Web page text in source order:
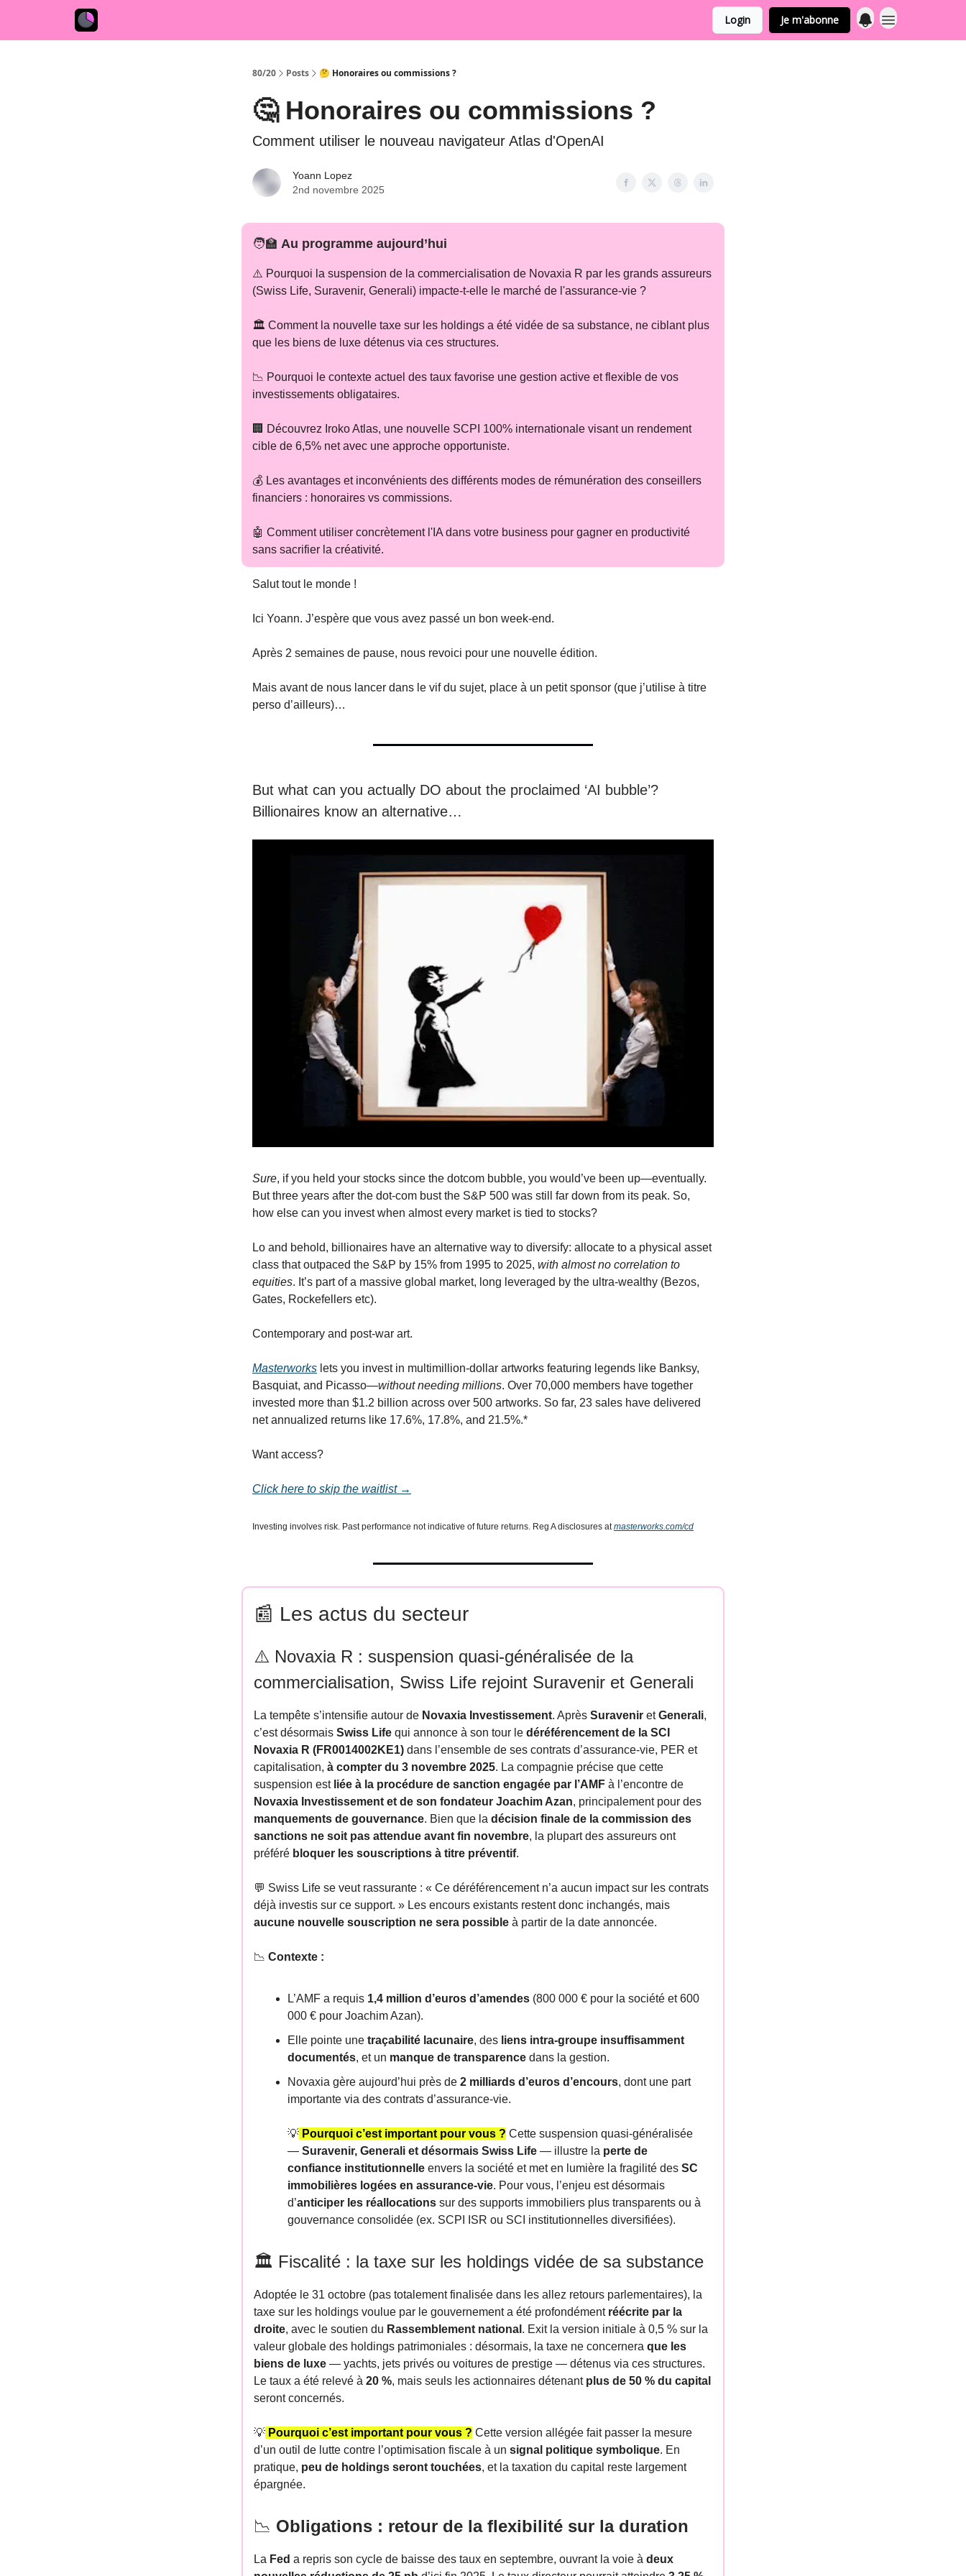
Login Je m'abonne
80/20 Posts 🤔 Honoraires ou commissions ?
🤔 Honoraires ou commissions ?
Comment utiliser le nouveau navigateur Atlas d'OpenAI
Yoann Lopez
2nd novembre 2025
🧑‍🏫 Au programme aujourd’hui
⚠️ Pourquoi la suspension de la commercialisation de Novaxia R par les grands assureurs
(Swiss Life, Suravenir, Generali) impacte-t-elle le marché de l'assurance-vie ?
🏛️ Comment la nouvelle taxe sur les holdings a été vidée de sa substance, ne ciblant plus
que les biens de luxe détenus via ces structures.
📉 Pourquoi le contexte actuel des taux favorise une gestion active et flexible de vos
investissements obligataires.
🏢 Découvrez Iroko Atlas, une nouvelle SCPI 100% internationale visant un rendement
cible de 6,5% net avec une approche opportuniste.
💰 Les avantages et inconvénients des différents modes de rémunération des conseillers
financiers : honoraires vs commissions.
🤖 Comment utiliser concrètement l'IA dans votre business pour gagner en productivité
sans sacrifier la créativité.
Salut tout le monde !
Ici Yoann. J’espère que vous avez passé un bon week-end.
Après 2 semaines de pause, nous revoici pour une nouvelle édition.
Mais avant de nous lancer dans le vif du sujet, place à un petit sponsor (que j’utilise à titre
perso d’ailleurs)…
But what can you actually DO about the proclaimed ‘AI bubble’?
Billionaires know an alternative…
Sure, if you held your stocks since the dotcom bubble, you would’ve been up—eventually.
But three years after the dot-com bust the S&P 500 was still far down from its peak. So,
how else can you invest when almost every market is tied to stocks?
Lo and behold, billionaires have an alternative way to diversify: allocate to a physical asset
class that outpaced the S&P by 15% from 1995 to 2025, with almost no correlation to
equities. It’s part of a massive global market, long leveraged by the ultra-wealthy (Bezos,
Gates, Rockefellers etc).
Contemporary and post-war art.
Masterworks lets you invest in multimillion-dollar artworks featuring legends like Banksy,
Basquiat, and Picasso—without needing millions. Over 70,000 members have together
invested more than $1.2 billion across over 500 artworks. So far, 23 sales have delivered
net annualized returns like 17.6%, 17.8%, and 21.5%.*
Want access?
Click here to skip the waitlist →
Investing involves risk. Past performance not indicative of future returns. Reg A disclosures atmasterworks.com/cd
📰 Les actus du secteur
⚠️ Novaxia R : suspension quasi-généralisée de la
commercialisation, Swiss Life rejoint Suravenir et Generali
La tempête s’intensifie autour de Novaxia Investissement. Après Suravenir etGenerali,
c’est désormais Swiss Life qui annonce à son tour le déréférencement de la SCI
Novaxia R (FR0014002KE1) dans l’ensemble de ses contrats d’assurance-vie, PER et
capitalisation, à compter du 3 novembre 2025. La compagnie précise que cette
suspension est liée à la procédure de sanction engagée par l’AMF à l’encontre de
Novaxia Investissement et de son fondateur Joachim Azan, principalement pour des
manquements de gouvernance. Bien que la décision finale de la commission des
sanctions ne soit pas attendue avant fin novembre, la plupart des assureurs ont
préféré bloquer les souscriptions à titre préventif.
💬 Swiss Life se veut rassurante : « Ce déréférencement n’a aucun impact sur les contrats
déjà investis sur ce support. » Les encours existants restent donc inchangés, mais
aucune nouvelle souscription ne sera possible à partir de la date annoncée.
📉 Contexte :
L’AMF a requis 1,4 million d’euros d’amendes (800 000 € pour la société et 600
000 € pour Joachim Azan).
Elle pointe une traçabilité lacunaire, des liens intra-groupe insuffisamment
documentés, et un manque de transparence dans la gestion.
Novaxia gère aujourd’hui près de 2 milliards d’euros d’encours, dont une part
importante via des contrats d’assurance-vie.
💡 Pourquoi c’est important pour vous ? Cette suspension quasi-généralisée
— Suravenir, Generali et désormais Swiss Life — illustre la perte de
confiance institutionnelle envers la société et met en lumière la fragilité des SC
immobilières logées en assurance-vie. Pour vous, l’enjeu est désormais
d’anticiper les réallocations sur des supports immobiliers plus transparents ou à
gouvernance consolidée (ex. SCPI ISR ou SCI institutionnelles diversifiées).
🏛️ Fiscalité : la taxe sur les holdings vidée de sa substance
Adoptée le 31 octobre (pas totalement finalisée dans les allez retours parlementaires), la
taxe sur les holdings voulue par le gouvernement a été profondément réécrite par la
droite, avec le soutien du Rassemblement national . Exit la version initiale à 0,5 % sur la
valeur globale des holdings patrimoniales : désormais, la taxe ne concernera que les
biens de luxe — yachts, jets privés ou voitures de prestige — détenus via ces structures.
Le taux a été relevé à 20 %, mais seuls les actionnaires détenant plus de 50 % du capital
seront concernés.
💡 Pourquoi c’est important pour vous ? Cette version allégée fait passer la mesure
d’un outil de lutte contre l’optimisation fiscale à un signal politique symbolique. En
pratique, peu de holdings seront touchées, et la taxation du capital reste largement
épargnée.
📉 Obligations : retour de la flexibilité sur la duration
La Fed a repris son cycle de baisse des taux en septembre, ouvrant la voie à deux